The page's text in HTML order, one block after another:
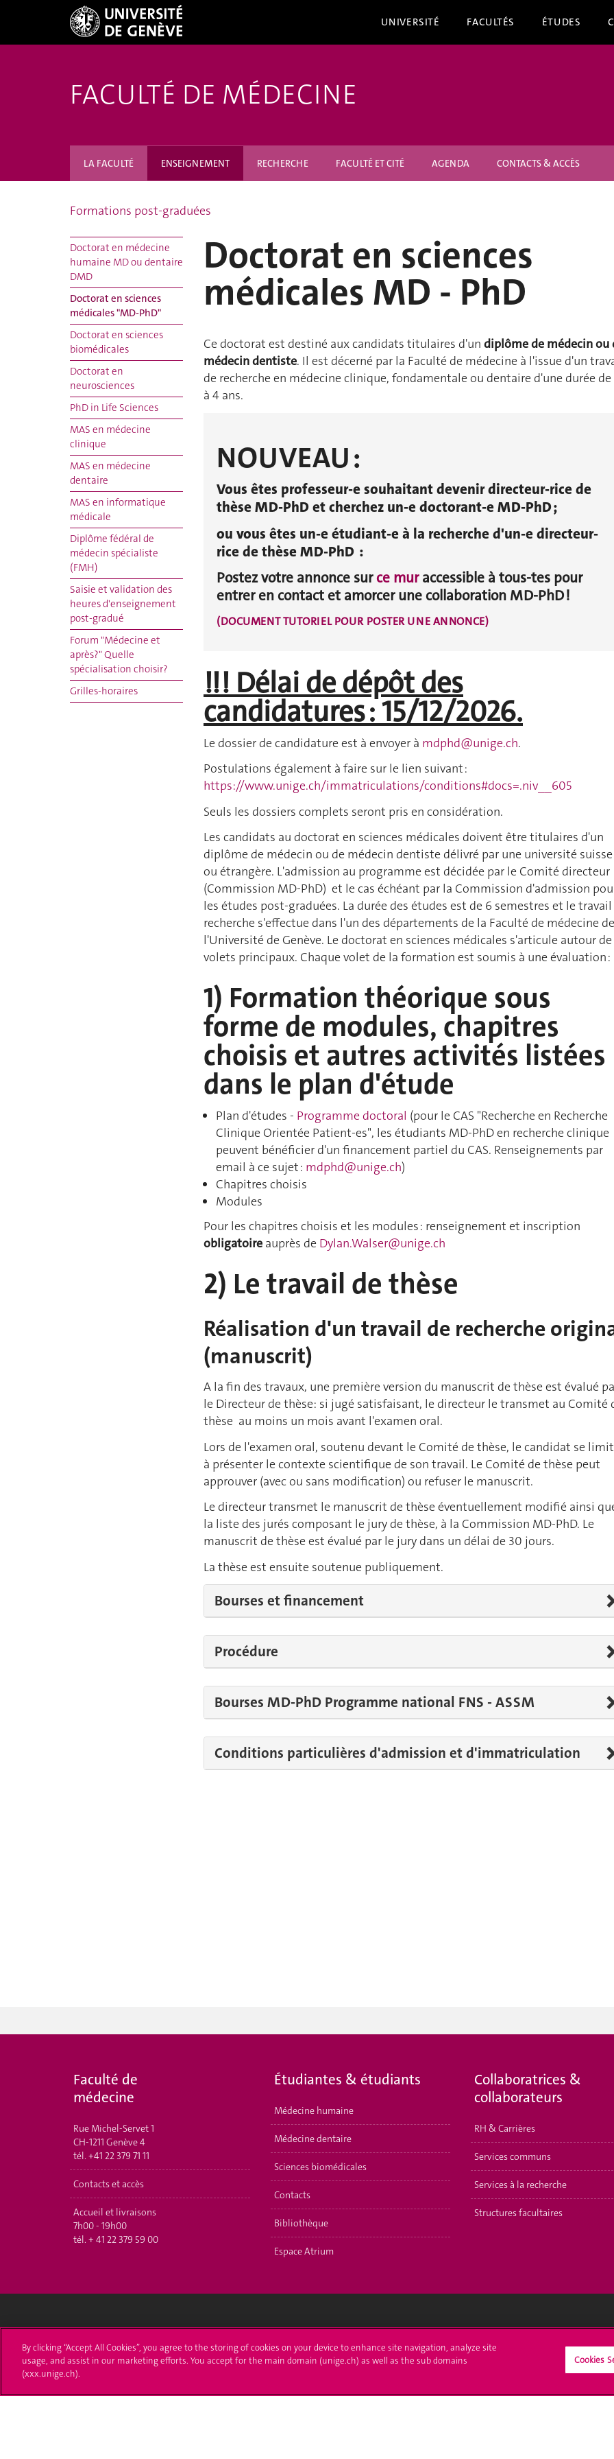
UNIVERSITÉ FACULTÉS ÉTUDES
FACULTÉ DE MÉDECINE
LA FACULTÉ ENSEIGNEMENT RECHERCHE FACULTÉ ET CITÉ AGENDA CONTACTS & ACCÈS
Formations post-graduées
Doctorat en médecine
humaine MD ou dentaire
DMD
Doctorat en sciences
médicales "MD-PhD"
Doctorat en sciences
biomédicales
Doctorat en
neurosciences
PhD in Life Sciences
MAS en médecine
clinique
MAS en médecine
dentaire
MAS en informatique
médicale
Diplôme fédéral de
médecin spécialiste
(FMH)
Saisie et validation des
heures d'enseignement
post-gradué
Forum "Médecine et
après?" Quelle
spécialisation choisir?
Grilles-horaires
Doctorat en sciences
médicales MD - PhD
Ce doctorat est destiné aux candidats titulaires d'un diplôme de médecin ou
médecin dentiste. Il est décerné par la Faculté de médecine à l'issue d'un
de recherche en médecine clinique, fondamentale ou dentaire d'une durée de
à 4 ans.
NOUVEAU :
Vous êtes professeur-e souhaitant devenir directeur-rice de
thèse MD-PhD et cherchez un-e doctorant-e MD-PhD ;
ou vous êtes un-e étudiant-e à la recherche d'un-e directeur-
rice de thèse MD-PhD :
Postez votre annonce surce muraccessible à tous-tes pour
entrer en contact et amorcer une collaboration MD-PhD !
(DOCUMENT TUTORIEL POUR POSTER UNE ANNONCE)
!!! Délai de dépôt des
candidatures : 15/12/2026.
Le dossier de candidature est à envoyer à mdphd@unige.ch.
Postulations également à faire sur le lien suivant :
https://www.unige.ch/immatriculations/conditions#docs=.niv__605
Seuls les dossiers complets seront pris en considération.
Les candidats au doctorat en sciences médicales doivent être titulaires d'un
diplôme de médecin ou de médecin dentiste délivré par une université suisse
ou étrangère. L'admission au programme est décidée par le Comité directeur
(Commission MD-PhD) et le cas échéant par la Commission d'admission
les études post-graduées. La durée des études est de 6 semestres et le
recherche s'effectue dans l'un des départements de la Faculté de médecine de
l'Université de Genève. Le doctorat en sciences médicales s'articule autour de
volets principaux. Chaque volet de la formation est soumis à une évaluation :
1) Formation théorique sous
forme de modules, chapitres
choisis et autres activités listées
dans le plan d'étude
Plan d'études - Programme doctoral (pour le CAS "Recherche en Recherche
Clinique Orientée Patient-es", les étudiants MD-PhD en recherche clinique
peuvent bénéficier d'un financement partiel du CAS. Renseignements par
email à ce sujet : mdphd@unige.ch)
Chapitres choisis
Modules
Pour les chapitres choisis et les modules : renseignement et inscription
obligatoire auprès de Dylan.Walser@unige.ch
2) Le travail de thèse
Réalisation d'un travail de recherche
(manuscrit)
A la fin des travaux, une première version du manuscrit de thèse est évalué
le Directeur de thèse: si jugé satisfaisant, le directeur le transmet au Comité
thèse au moins un mois avant l'examen oral.
Lors de l'examen oral, soutenu devant le Comité de thèse, le candidat se
à présenter le contexte scientifique de son travail. Le Comité de thèse peut
approuver (avec ou sans modification) ou refuser le manuscrit.
Le directeur transmet le manuscrit de thèse éventuellement modifié ainsi
la liste des jurés composant le jury de thèse, à la Commission MD-PhD. Le
manuscrit de thèse est évalué par le jury dans un délai de 30 jours.
La thèse est ensuite soutenue publiquement.
Bourses et financement
Procédure
Bourses MD-PhD Programme national FNS - ASSM
Conditions particulières d'admission et d'immatriculation
Faculté de
médecine
Rue Michel-Servet 1
CH-1211 Genève 4
tél. +41 22 379 71 11
Contacts et accès
Accueil et livraisons
7h00 - 19h00
tél. + 41 22 379 59 00
Étudiantes & étudiants
Médecine humaine
Médecine dentaire
Sciences biomédicales
Contacts
Bibliothèque
Espace Atrium
Collaboratrices &
collaborateurs
RH & Carrières
Services communs
Services à la recherche
Structures facultaires
24 rue du Général-Dufour
T. +41 (0)22 379 71 11
Immatriculations
Démarches administratives Médias
By clicking “Accept All Cookies”, you agree to the storing of cookies on your device to enhance site navigation, analyze site
usage, and assist in our marketing efforts. You accept for the main domain (unige.ch) as well as the sub domains
(xxx.unige.ch).
Cookies